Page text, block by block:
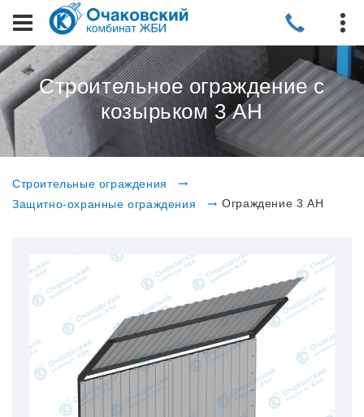
Строительное ограждение с
козырьком 3 АН
Строительные ограждения
Защитно-охранные ограждения
Ограждение 3 АН